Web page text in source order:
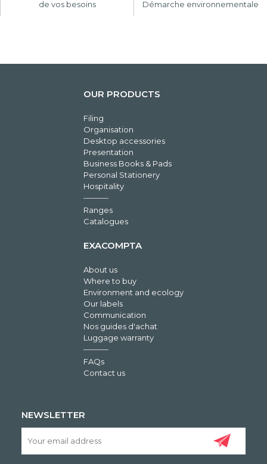
de vos besoins
Démarche environnementale
OUR PRODUCTS
Filing
Organisation
Desktop accessories
Presentation
Business Books & Pads
Personal Stationery
Hospitality
Ranges
Catalogues
EXACOMPTA
About us
Where to buy
Environment and ecology
Our labels
Communication
Nos guides d'achat
Luggage warranty
FAQs
Contact us
NEWSLETTER